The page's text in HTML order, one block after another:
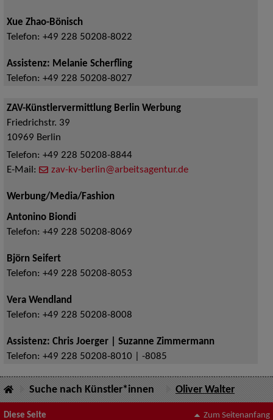
Xue Zhao-Bönisch
Telefon: +49 228 50208-8022
Assistenz: Melanie Scherfling
Telefon: +49 228 50208-8027
ZAV-Künstlervermittlung Berlin Werbung
Friedrichstr. 39
10969 Berlin
Telefon: +49 228 50208-8844
E-Mail:
zav-kv-berlin@arbeitsagentur.de
Werbung/Media/Fashion
Antonino Biondi
Telefon: +49 228 50208-8069
Björn Seifert
Telefon: +49 228 50208-8053
Vera Wendland
Telefon: +49 228 50208-8008
Assistenz: Chris Joerger | Suzanne Zimmermann
Telefon: +49 228 50208-8010 | -8085
Suche nach Künstler*innen Oliver Walter
Diese Seite Zum Seitenanfang